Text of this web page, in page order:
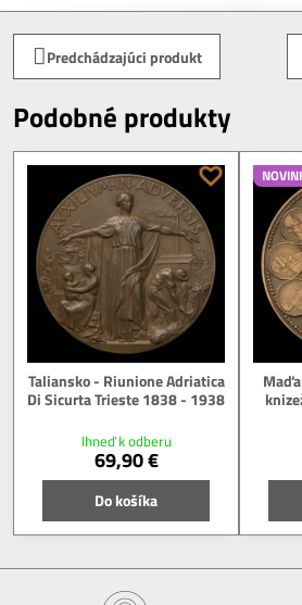
Predchádzajúci produkt
Podobné produkty
Taliansko - Riunione Adriatica
Di Sicurta Trieste 1838 - 1938
Ihneď k odberu
69,90 €
Do košíka